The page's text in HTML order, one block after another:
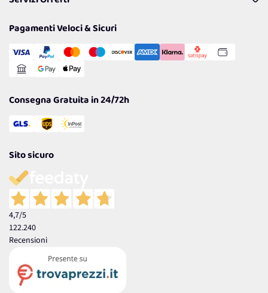
Politiche per la parità di genere
Cookie Policy
Gestisci Cookie
Reso Facile e Veloce
Pagamenti Veloci & Sicuri
Consegna Gratuita in 24/72h
Sito sicuro
4,7/5
122.240
Recensioni